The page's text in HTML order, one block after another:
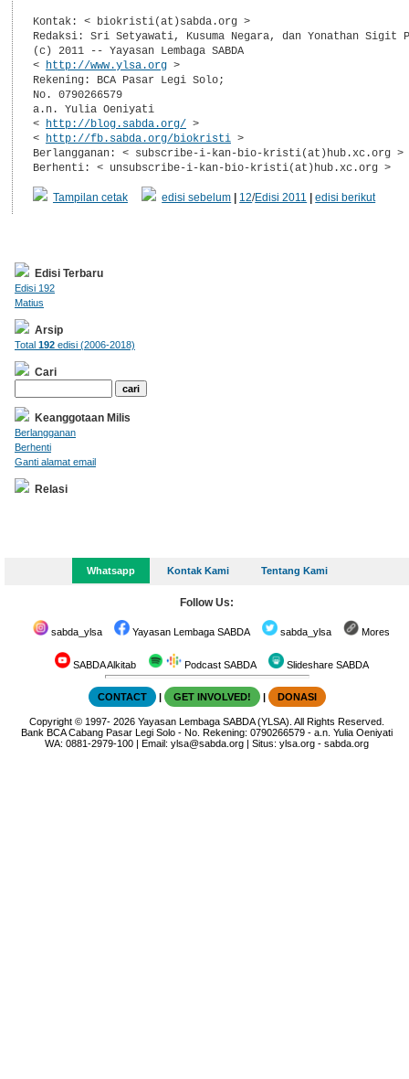
Kontak: < biokristi(at)sabda.org >
Redaksi: Sri Setyawati, Kusuma Negara, dan Yonathan Sigit
(c) 2011 -- Yayasan Lembaga SABDA
<
http://www.ylsa.org >
Rekening: BCA Pasar Legi Solo;
No. 0790266579
a.n. Yulia Oeniyati
<
http://blog.sabda.org/ >
<
http://fb.sabda.org/biokristi >
Berlangganan: < subscribe-i-kan-bio-kristi(at)hub.xc.org >
Berhenti: < unsubscribe-i-kan-bio-kristi(at)hub.xc.org >
Tampilan cetak edisi sebelum | 12/Edisi 2011 |edisi berikut
Edisi Terbaru
Edisi 192
Matius
Arsip
Total 192edisi (2006-2018)
Cari
Keanggotaan Milis
Berlangganan
Berhenti
Ganti alamat email
Relasi
Whatsapp Kontak Kami Tentang Kami
Follow Us:
sabda_ylsa Yayasan Lembaga SABDA sabda_ylsa Mores
SABDA Alkitab Podcast SABDA Slideshare SABDA
CONTACT | GET INVOLVED! | DONASI
Copyright © 1997-2026Yayasan Lembaga SABDA (YLSA). All Rights Reserved.
Bank BCA Cabang Pasar Legi Solo - No. Rekening: 0790266579 - a.n. Yulia Oeniyati
WA:0881-2979-100 | Email:ylsa@sabda.org | Situs:ylsa.org -sabda.org